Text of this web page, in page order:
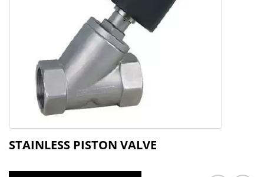
STAINLESS PISTON VALVE